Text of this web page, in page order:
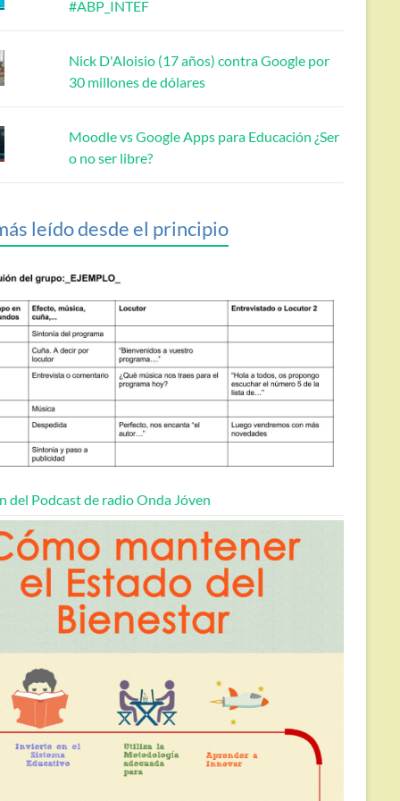
#ABP_INTEF
Nick D'Aloisio (17 años) contra Google por
30 millones de dólares
Moodle vs Google Apps para Educación ¿Ser
o no ser libre?
leído desde el principio
del Podcast de radio Onda Jóven